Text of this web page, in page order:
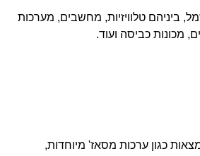
ביניהם טלוויזיות, מחשבים, מערכות
מכונות כביסה ועוד.
כגון ערכות מסאז' מיוחדות,